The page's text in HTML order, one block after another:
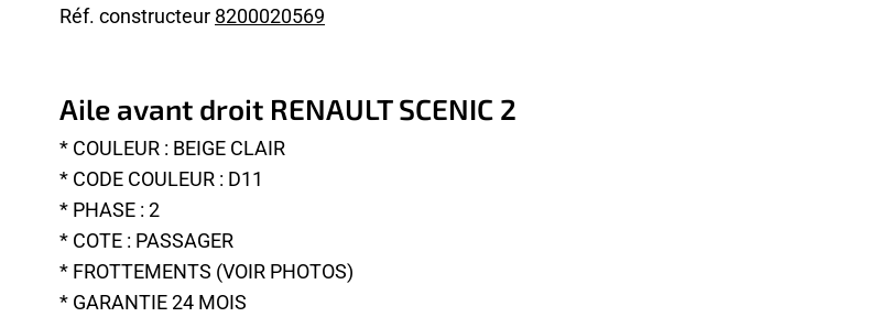
Réf. constructeur 8200020569
Aile avant droit RENAULT SCENIC 2
* COULEUR : BEIGE CLAIR
* CODE COULEUR : D11
* PHASE : 2
* COTE : PASSAGER
* FROTTEMENTS (VOIR PHOTOS)
* GARANTIE 24 MOIS